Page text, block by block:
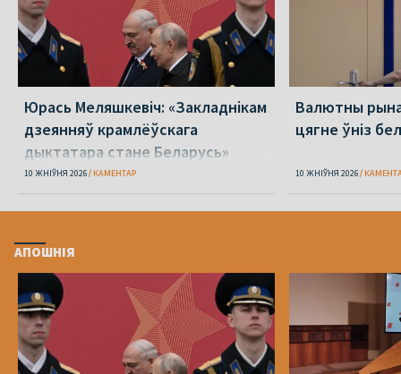
Юрась Меляшкевіч: «Закладнікам
дзеянняў крамлёўскага
дыктатара стане Беларусь»
10 ЖНІЎНЯ 2026 КАМЕНТАР
Валютны
цягне ўніз
10 ЖНІЎНЯ 2026
АПОШНІЯ